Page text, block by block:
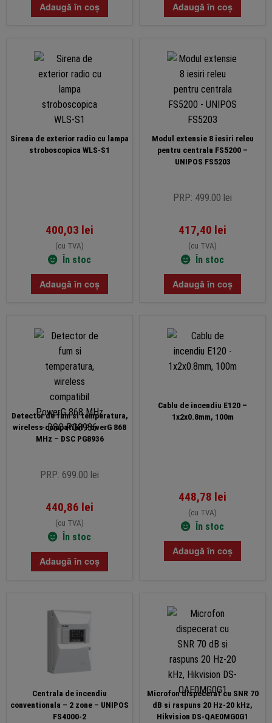
Adaugă în coș Adaugă în coș
Sirena de exterior radio cu lampa
stroboscopica WLS-S1
400,03 lei
(cu TVA)
În stoc
Adaugă în coș
Modul extensie 8 iesiri releu
pentru centrala FS5200 –
UNIPOS FS5203
PRP: 499.00 lei
417,40 lei
(cu TVA)
În stoc
Adaugă în coș
Detector de fum si temperatura,
wireless compatibil PowerG 868
MHz – DSC PG8936
PRP: 699.00 lei
440,86 lei
(cu TVA)
În stoc
Adaugă în coș
Cablu de incendiu E120 –
1x2x0.8mm, 100m
448,78 lei
(cu TVA)
În stoc
Adaugă în coș
Centrala de incendiu
conventionala – 2 zone – UNIPOS
FS4000-2
Microfon dispecerat cu SNR 70
dB si raspuns 20 Hz-20 kHz,
Hikvision DS-QAE0MG0G1